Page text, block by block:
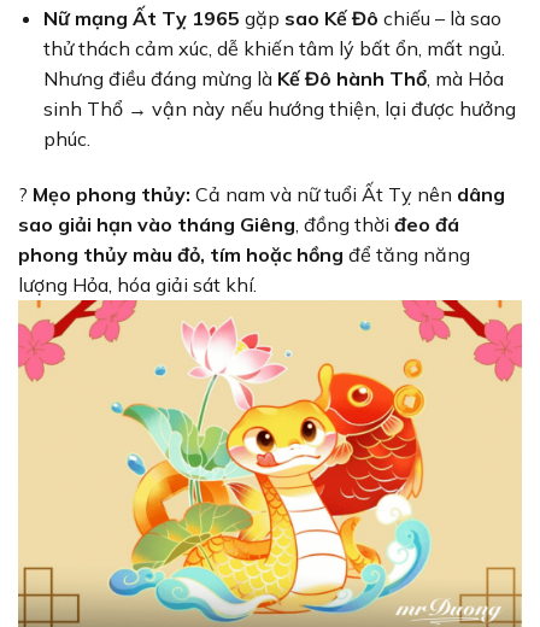
Nữ mạng Ất Tỵ 1965 gặp sao Kế Đô chiếu – là sao
thử thách cảm xúc, dễ khiến tâm lý bất ổn, mất ngủ.
Nhưng điều đáng mừng là Kế Đô hành Thổ, mà Hỏa
sinh Thổ → vận này nếu hướng thiện, lại được hưởng
phúc.
? Mẹo phong thủy: Cả nam và nữ tuổi Ất Tỵ nên dâng
sao giải hạn vào tháng Giêng , đồng thời đeo đá
phong thủy màu đỏ, tím hoặc hồng để tăng năng
lượng Hỏa, hóa giải sát khí.